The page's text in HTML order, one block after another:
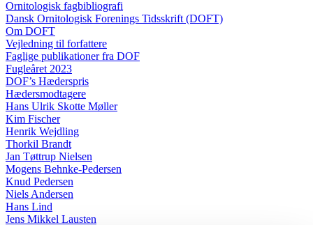
Ornitologisk fagbibliografi
Dansk Ornitologisk Forenings Tidsskrift (DOFT)
Om DOFT
Vejledning til forfattere
Faglige publikationer fra DOF
Fugleåret 2023
DOF’s Hæderspris
Hædersmodtagere
Hans Ulrik Skotte Møller
Kim Fischer
Henrik Wejdling
Thorkil Brandt
Jan Tøttrup Nielsen
Mogens Behnke-Pedersen
Knud Pedersen
Niels Andersen
Hans Lind
Jens Mikkel Lausten